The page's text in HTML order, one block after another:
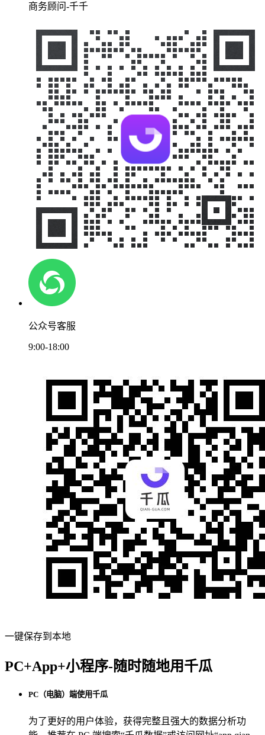
商务顾问-千千
公众号客服
9:00-18:00
一键保存到本地
PC+App+小程序-随时随地用千瓜
PC（电脑）端使用千瓜
为了更好的用户体验，获得完整且强大的数据分析功